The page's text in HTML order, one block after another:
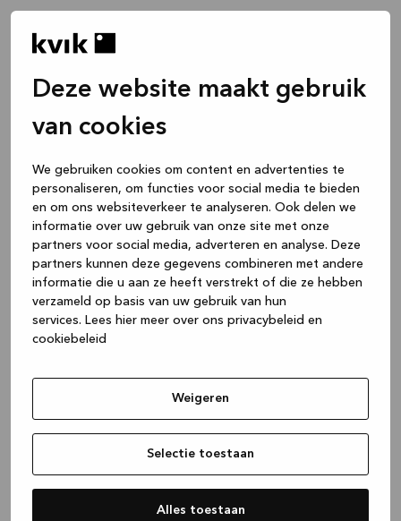
Deze website maakt gebruik
van cookies
We gebruiken cookies om content en advertenties te
personaliseren, om functies voor social media te bieden
en om ons websiteverkeer te analyseren. Ook delen we
informatie over uw gebruik van onze site met onze
partners voor social media, adverteren en analyse. Deze
partners kunnen deze gegevens combineren met andere
informatie die u aan ze heeft verstrekt of die ze hebben
verzameld op basis van uw gebruik van hun
services. Lees hier meer over ons privacybeleid en
cookiebeleid
Weigeren
Selectie toestaan
Alles toestaan
(see the browser console for more
information).